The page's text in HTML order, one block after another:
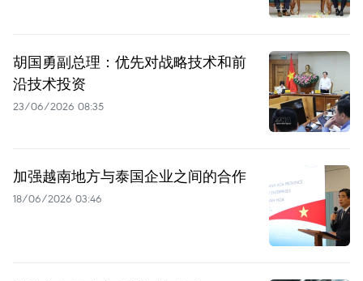
胡国勇副总理：优先对战略技术和前
沿技术投资
23/06/2026 08:35
加强越南地方与泰国企业之间的合作
18/06/2026 03:46